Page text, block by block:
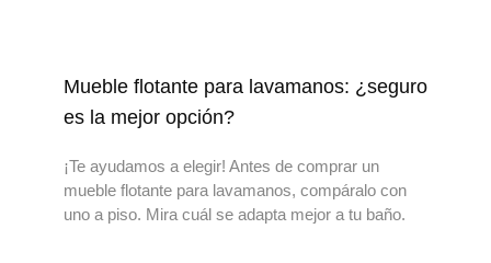
Mueble flotante para lavamanos: ¿seguro
es la mejor opción?
¡Te ayudamos a elegir! Antes de comprar un
mueble flotante para lavamanos, compáralo con
uno a piso. Mira cuál se adapta mejor a tu baño.